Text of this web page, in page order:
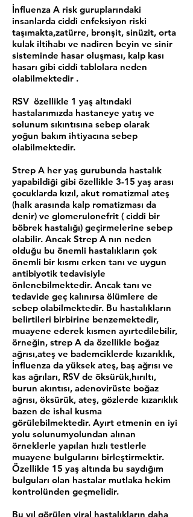
İnfluenza A risk guruplarındaki
insanlarda ciddi enfeksiyon riski
taşımakta,zatürre, bronşit, sinüzit, orta
kulak iltihabı ve nadiren beyin ve sinir
sisteminde hasar oluşması, kalp kası
hasarı gibi ciddi tablolara neden
olabilmektedir .
RSV özellikle 1 yaş altındaki
hastalarımızda hastaneye yatış ve
solunum sıkıntısına sebep olarak
yoğun bakım ihtiyacına sebep
olabilmektedir.
Strep A her yaş gurubunda hastalık
yapabildiği gibi özellikle 3-15 yaş arası
çocuklarda kızıl, akut romatizmal ateş
(halk arasında kalp romatizması da
denir) ve glomerulonefrit ( ciddi bir
böbrek hastalığı) geçirmelerine sebep
olabilir. Ancak Strep A nın neden
olduğu bu önemli hastalıkların çok
önemli bir kısmı erken tanı ve uygun
antibiyotik tedavisiyle
önlenebilmektedir. Ancak tanı ve
tedavide geç kalınırsa ölümlere de
sebep olabilmektedir. Bu hastalıkların
belirtileri birbirine benzemektedir,
muayene ederek kısmen ayırtedilebilir,
örneğin, strep A da özellikle boğaz
ağrısı,ateş ve bademciklerde kızarıklık,
İnfluenza da yüksek ateş, baş ağrısı ve
kas ağrıları, RSV de öksürük,hırıltı,
burun akıntısı, adenovirüste boğaz
ağrısı, öksürük, ateş, gözlerde kızarıklık
bazen de ishal kusma
görülebilmektedir. Ayırt etmenin en iyi
yolu solunumyolundan alınan
örneklerle yapılan hızlı testlerle
muayene bulgularını birleştirmektir.
Özellikle 15 yaş altında bu saydığım
bulguları olan hastalar mutlaka hekim
kontrolünden geçmelidir.
Bu yıl görülen viral hastalıkların daha